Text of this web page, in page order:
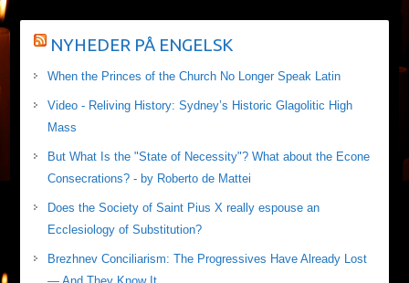
NYHEDER PÅ ENGELSK
When the Princes of the Church No Longer Speak Latin
Video - Reliving History: Sydney’s Historic Glagolitic High
Mass
But What Is the "State of Necessity"? What about the Econe
Consecrations? - by Roberto de Mattei
Does the Society of Saint Pius X really espouse an
Ecclesiology of Substitution?
Brezhnev Conciliarism: The Progressives Have Already Lost